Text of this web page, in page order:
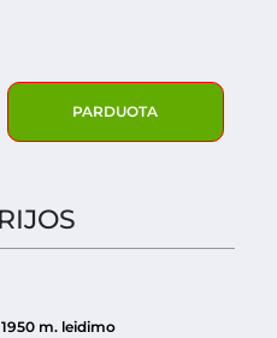
PARDUOTA
m. leidimo